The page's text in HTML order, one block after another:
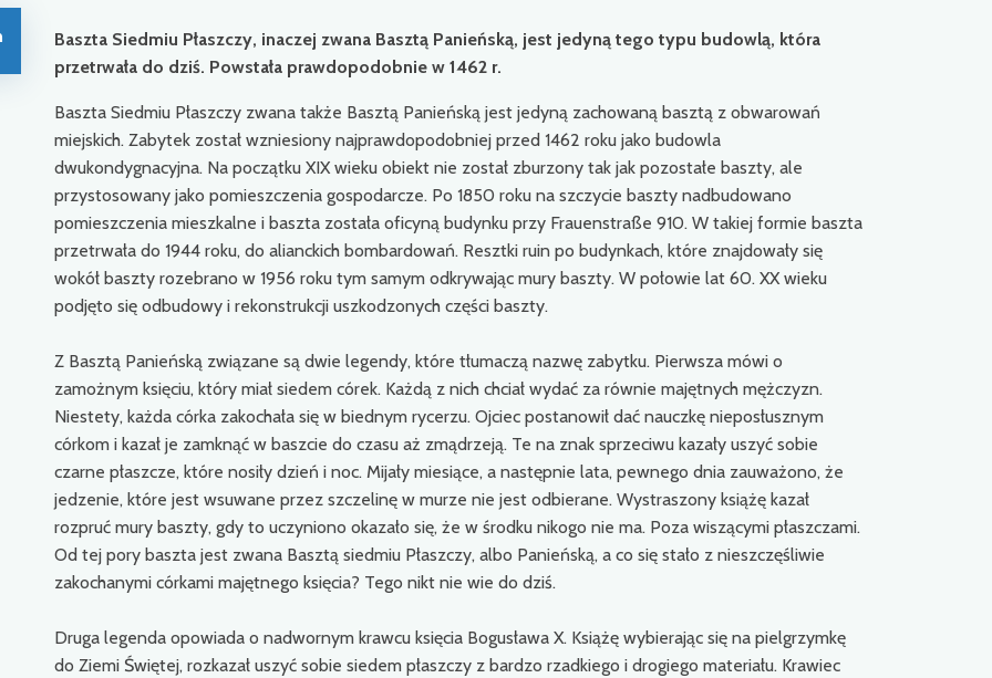
Baszta Siedmiu Płaszczy, inaczej zwana Basztą Panieńską, jest jedyną tego typu budowlą, która
przetrwała do dziś. Powstała prawdopodobnie w 1462 r.
Baszta Siedmiu Płaszczy zwana także Basztą Panieńską jest jedyną zachowaną basztą z obwarowań
miejskich. Zabytek został wzniesiony najprawdopodobniej przed 1462 roku jako budowla
dwukondygnacyjna. Na początku XIX wieku obiekt nie został zburzony tak jak pozostałe baszty, ale
przystosowany jako pomieszczenia gospodarcze. Po 1850 roku na szczycie baszty nadbudowano
pomieszczenia mieszkalne i baszta została oficyną budynku przy Frauenstraße 910. W takiej formie baszta
przetrwała do 1944 roku, do alianckich bombardowań. Resztki ruin po budynkach, które znajdowały się
wokół baszty rozebrano w 1956 roku tym samym odkrywając mury baszty. W połowie lat 60. XX wieku
podjęto się odbudowy i rekonstrukcji uszkodzonych części baszty.
Z Basztą Panieńską związane są dwie legendy, które tłumaczą nazwę zabytku. Pierwsza mówi o
zamożnym księciu, który miał siedem córek. Każdą z nich chciał wydać za równie majętnych mężczyzn.
Niestety, każda córka zakochała się w biednym rycerzu. Ojciec postanowił dać nauczkę nieposłusznym
córkom i kazał je zamknąć w baszcie do czasu aż zmądrzeją. Te na znak sprzeciwu kazały uszyć sobie
czarne płaszcze, które nosiły dzień i noc. Mijały miesiące, a następnie lata, pewnego dnia zauważono, że
jedzenie, które jest wsuwane przez szczelinę w murze nie jest odbierane. Wystraszony książę kazał
rozpruć mury baszty, gdy to uczyniono okazało się, że w środku nikogo nie ma. Poza wiszącymi płaszczami.
Od tej pory baszta jest zwana Basztą siedmiu Płaszczy, albo Panieńską, a co się stało z nieszczęśliwie
zakochanymi córkami majętnego księcia? Tego nikt nie wie do dziś.
Druga legenda opowiada o nadwornym krawcu księcia Bogusława X. Książę wybierając się na pielgrzymkę
do Ziemi Świętej, rozkazał uszyć sobie siedem płaszczy z bardzo rzadkiego i drogiego materiału. Krawiec